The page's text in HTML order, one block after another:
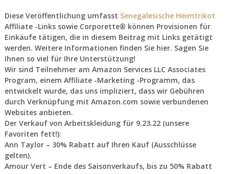
Diese Veröffentlichung umfasst Senegalesische Heimtrikot
Affiliate -Links sowie Corporette® können Provisionen für
Einkäufe tätigen, die in diesem Beitrag mit Links getätigt
werden. Weitere Informationen finden Sie hier. Sagen Sie
Ihnen so viel für Ihre Unterstützung!
Wir sind Teilnehmer am Amazon Services LLC Associates
Program, einem Affiliate -Marketing -Programm, das
entwickelt wurde, das uns impliziert, dass wir Gebühren
durch Verknüpfung mit Amazon.com sowie verbundenen
Websites anbieten.
Der Verkauf von Arbeitskleidung für 9.23.22 (unsere
Favoriten fett!):
Ann Taylor – 30% Rabatt auf Ihren Kauf (Ausschlüsse
gelten).
Amour Vert – Ende des Saisonverkaufs, bis zu 50% Rabatt